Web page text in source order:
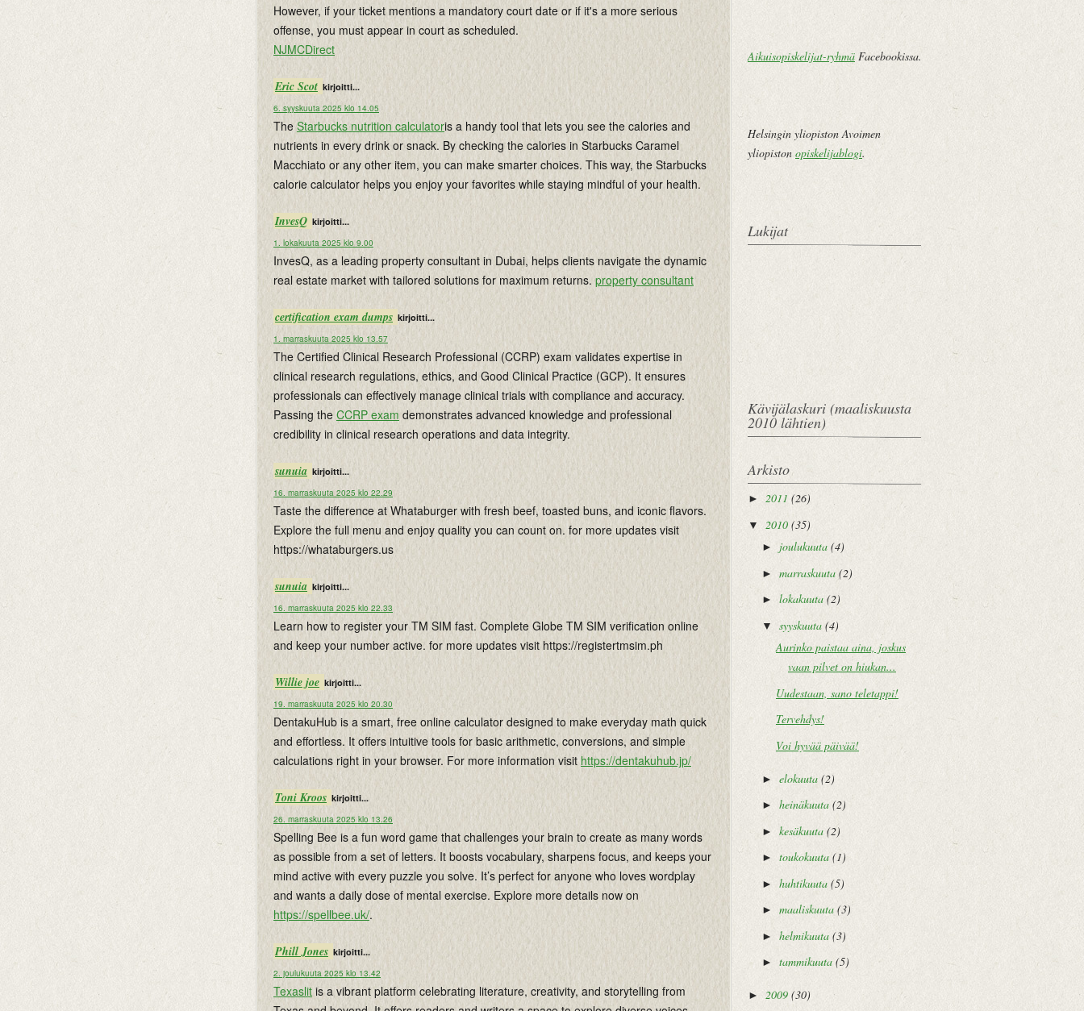
However, if your ticket mentions a mandatory court date or if it's a more serious
offense, you must appear in court as scheduled.
NJMCDirect
Eric Scot kirjoitti...
6. syyskuuta 2025 klo 14.05
The Starbucks nutrition calculatoris a handy tool that lets you see the calories and
nutrients in every drink or snack. By checking the calories in Starbucks Caramel
Macchiato or any other item, you can make smarter choices. This way, the Starbucks
calorie calculator helps you enjoy your favorites while staying mindful of your health.
InvesQ kirjoitti...
1. lokakuuta 2025 klo 9.00
InvesQ, as a leading property consultant in Dubai, helps clients navigate the dynamic
real estate market with tailored solutions for maximum returns. property consultant
certification exam dumps kirjoitti...
1. marraskuuta 2025 klo 13.57
The Certified Clinical Research Professional (CCRP) exam validates expertise in
clinical research regulations, ethics, and Good Clinical Practice (GCP). It ensures
professionals can effectively manage clinical trials with compliance and accuracy.
Passing the CCRP exam demonstrates advanced knowledge and professional
credibility in clinical research operations and data integrity.
sunuia kirjoitti...
16. marraskuuta 2025 klo 22.29
Taste the difference at Whataburger with fresh beef, toasted buns, and iconic flavors.
Explore the full menu and enjoy quality you can count on. for more updates visit
https://whataburgers.us
sunuia kirjoitti...
16. marraskuuta 2025 klo 22.33
Learn how to register your TM SIM fast. Complete Globe TM SIM verification online
and keep your number active. for more updates visit https://registertmsim.ph
Willie joe kirjoitti...
19. marraskuuta 2025 klo 20.30
DentakuHub is a smart, free online calculator designed to make everyday math quick
and effortless. It offers intuitive tools for basic arithmetic, conversions, and simple
calculations right in your browser. For more information visit https://dentakuhub.jp/
Toni Kroos kirjoitti...
26. marraskuuta 2025 klo 13.26
Spelling Bee is a fun word game that challenges your brain to create as many words
as possible from a set of letters. It boosts vocabulary, sharpens focus, and keeps your
mind active with every puzzle you solve. It’s perfect for anyone who loves wordplay
and wants a daily dose of mental exercise. Explore more details now on
https://spellbee.uk/.
Phill Jones kirjoitti...
2. joulukuuta 2025 klo 13.42
Texaslit is a vibrant platform celebrating literature, creativity, and storytelling from
Aikuisopiskelijat-ryhmä Facebookissa.
Helsingin yliopiston Avoimen
yliopiston opiskelijablogi.
Lukijat
Kävijälaskuri (maaliskuusta
2010 lähtien)
Arkisto
► 2011 (26)
▼ 2010 (35)
► joulukuuta (4)
► marraskuuta (2)
► lokakuuta (2)
▼ syyskuuta (4)
Aurinko paistaa aina, joskus
vaan pilvet on hiukan...
Uudestaan, sano teletappi!
Tervehdys!
Voi hyvää päivää!
► elokuuta (2)
► heinäkuuta (2)
► kesäkuuta (2)
► toukokuuta (1)
► huhtikuuta (5)
► maaliskuuta (3)
► helmikuuta (3)
► tammikuuta (5)
► 2009 (30)